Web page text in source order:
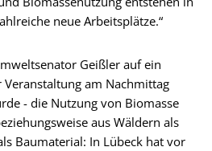
neue Arbeitsplätze.“
Geißler auf ein
am Nachmittag
- die Nutzung von Biomasse
aus Wäldern als
Baumaterial: In Lübeck hat vor